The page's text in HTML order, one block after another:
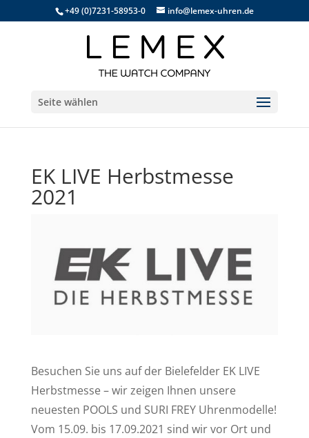
+49 (0)7231-58953-0 info@lemex-uhren.de
Seite wählen
EK LIVE Herbstmesse
2021
Besuchen Sie uns auf der Bielefelder EK LIVE
Herbstmesse – wir zeigen Ihnen unsere
neuesten POOLS und SURI FREY Uhrenmodelle!
Vom 15.09. bis 17.09.2021 sind wir vor Ort und